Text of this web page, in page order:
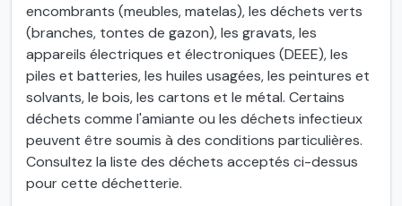
encombrants (meubles, matelas), les déchets verts
(branches, tontes de gazon), les gravats, les
appareils électriques et électroniques (DEEE), les
piles et batteries, les huiles usagées, les peintures et
solvants, le bois, les cartons et le métal. Certains
déchets comme l'amiante ou les déchets infectieux
peuvent être soumis à des conditions particulières.
Consultez la liste des déchets acceptés ci-dessus
pour cette déchetterie.